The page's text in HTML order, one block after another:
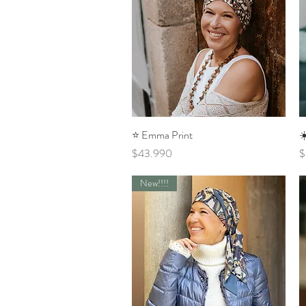
Vista rápida
⭐️ Emma Print
Precio
$43.990
New!!!!